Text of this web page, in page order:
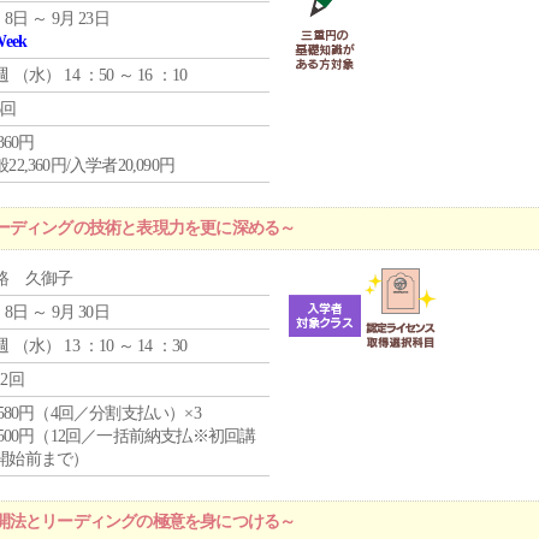
8日 ～ 9月 23日
（水） 14 ：50 ～ 16 ：10
円
22,360円/入学者20,090円
ィングの技術と表現力を更に深める～
久御子
8日 ～ 9月 30日
（水） 13 ：10 ～ 14 ：30
回
円（4回／分割支払い）×3
円（12回／一括前納支払※初回講
始前まで）
とリーディングの極意を身につける～